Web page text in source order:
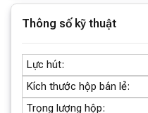
đổ rác),Roborock Q5 Pro
Thông số kỹ thuật
Lực hút:
Kích thước hộp bán lẻ:
Trọng lượng hộp: